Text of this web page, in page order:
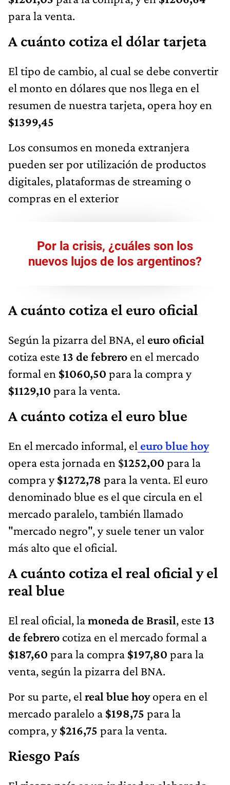
para la venta.
A cuánto cotiza el dólar tarjeta
El tipo de cambio, al cual se debe convertir
el monto en dólares que nos llega en el
resumen de nuestra tarjeta, opera hoy en
$1399,45
Los consumos en moneda extranjera
pueden ser por utilización de productos
digitales, plataformas de streaming o
compras en el exterior
Por la crisis, ¿cuáles son los
nuevos lujos de los argentinos?
A cuánto cotiza el euro oficial
Según la pizarra del BNA, el euro oficial
cotiza este 13 de febrero en el mercado
formal en $1060,50 para la compra y
$1129,10 para la venta.
A cuánto cotiza el euro blue
En el mercado informal, el euro blue hoy
opera esta jornada en $1252,00 para la
compra y$1272,78 para la venta. El euro
denominado blue es el que circula en el
mercado paralelo, también llamado
"mercado negro", y suele tener un valor
más alto que el oficial.
A cuánto cotiza el real oficial y el
real blue
El real oficial, lamoneda de Brasil, este 13
de febrero cotiza en el mercado formal a
$187,60 para la compra $197,80 para la
venta, según la pizarra del BNA.
Por su parte, el real blue hoyopera en el
mercado paralelo a $198,75 para la
compra, y$216,75 para la venta.
Riesgo País